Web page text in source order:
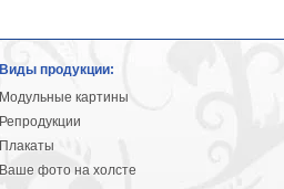
Виды продукции:
Модульные картины
Репродукции
Плакаты
Ваше фото на холсте